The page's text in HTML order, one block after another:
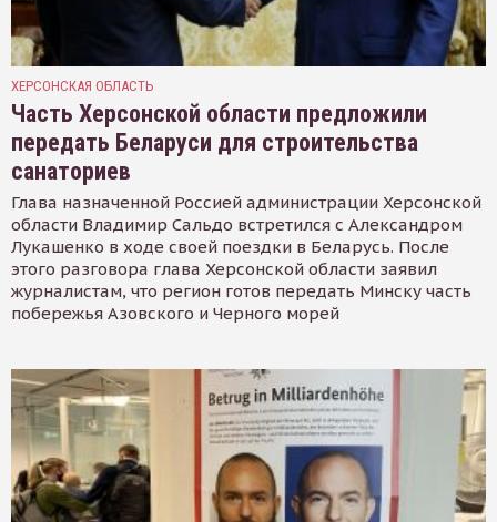
ХЕРСОНСКАЯ ОБЛАСТЬ
Часть Херсонской области предложили
передать Беларуси для строительства
санаториев
Глава назначенной Россией администрации Херсонской
области Владимир Сальдо встретился с Александром
Лукашенко в ходе своей поездки в Беларусь. После
этого разговора глава Херсонской области заявил
журналистам, что регион готов передать Минску часть
побережья Азовского и Черного морей